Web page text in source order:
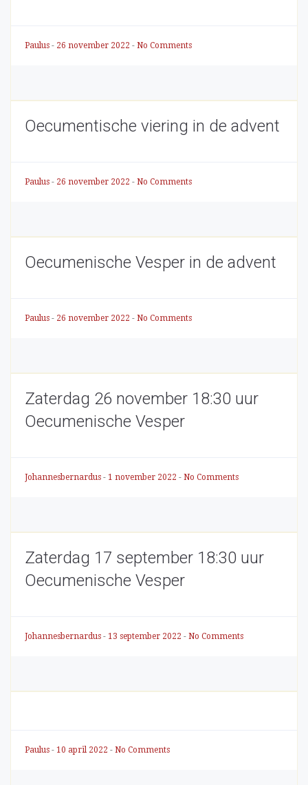
Paulus - 26 november 2022 - No Comments
Oecumentische viering in de advent
Paulus - 26 november 2022 - No Comments
Oecumenische Vesper in de advent
Paulus - 26 november 2022 - No Comments
Zaterdag 26 november 18:30 uur
Oecumenische Vesper
Johannesbernardus - 1 november 2022 - No Comments
Zaterdag 17 september 18:30 uur
Oecumenische Vesper
Johannesbernardus - 13 september 2022 - No Comments
Paulus - 10 april 2022 - No Comments